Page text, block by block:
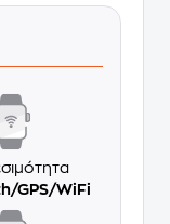
GPS/WiFi